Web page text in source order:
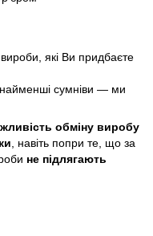
які Ви придбаєте
сумніви — ми
обміну виробу
, навіть попри те, що за
не підлягають